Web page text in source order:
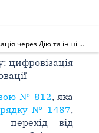
Нові реалії військового обліку: цифровізація через Дію та інші новації
цифровізація
№ 812, яка
№ 1487,
перехід від